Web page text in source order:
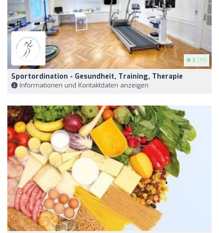
5 (79)
Sportordination - Gesundheit, Training, Therapie
Informationen und Kontaktdaten anzeigen